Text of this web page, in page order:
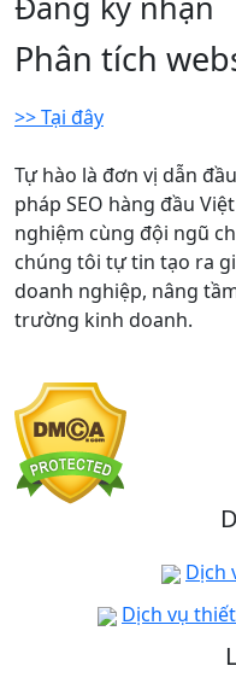
Phân tích
>> Tại đây
Tự hào là đơn vị dẫn
pháp SEO hàng đầu
nghiệm cùng đội ngũ
chúng tôi tự tin tạo ra
doanh nghiệp, nâng
trường kinh doanh.
Dịch
Dịch vụ